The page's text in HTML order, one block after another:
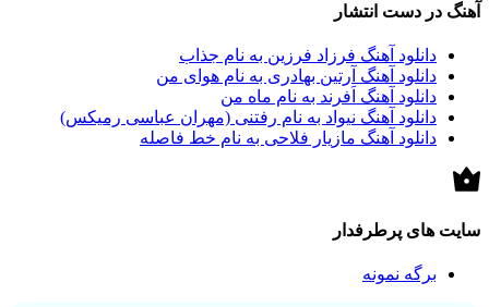
آهنگ در دست انتشار
دانلود آهنگ فرزاد فرزین به نام جذاب
دانلود آهنگ آرتین بهادری به نام هوای من
دانلود آهنگ اَفرند به نام ماه من
دانلود آهنگ نیواد به نام رفتنی (مهران عباسی رمیکس)
دانلود آهنگ مازیار فلاحی به نام خط فاصله
سایت های پرطرفدار
برگه نمونه